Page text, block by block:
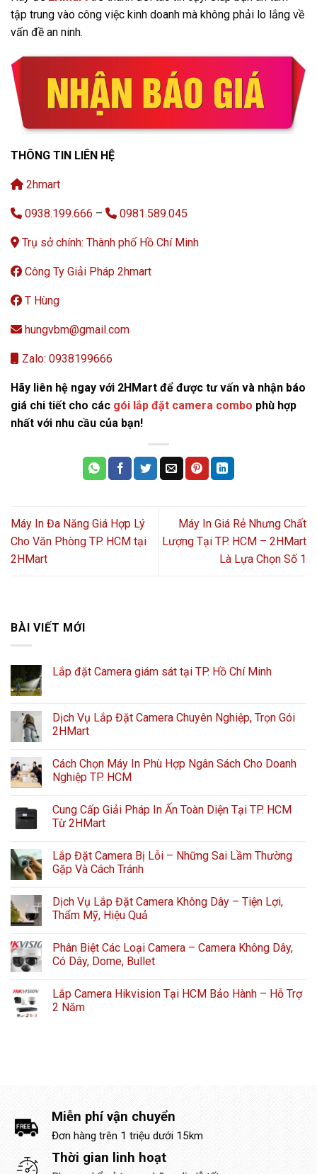
tập trung vào công việc kinh doanh mà không phải lo lắng về
vấn đề an ninh.
THÔNG TIN LIÊN HỆ
2hmart
0938.199.666 – 0981.589.045
Trụ sở chính: Thành phố Hồ Chí Minh
Công Ty Giải Pháp 2hmart
T Hùng
hungvbm@gmail.com
Zalo: 0938199666
Hãy liên hệ ngay với 2HMart để được tư vấn và nhận báo
giá chi tiết cho các gói lắp đặt camera combo phù hợp
nhất với nhu cầu của bạn!
Máy In Đa Năng Giá Hợp Lý
Cho Văn Phòng TP. HCM tại
2HMart
Máy In Giá Rẻ Nhưng Chất
Lượng Tại TP. HCM – 2HMart
Là Lựa Chọn Số 1
BÀI VIẾT MỚI
Lắp đặt Camera giám sát tại TP. Hồ Chí Minh
Dịch Vụ Lắp Đặt Camera Chuyên Nghiệp, Trọn Gói
2HMart
Cách Chọn Máy In Phù Hợp Ngân Sách Cho Doanh
Nghiệp TP. HCM
Cung Cấp Giải Pháp In Ấn Toàn Diện Tại TP. HCM
Từ 2HMart
Lắp Đặt Camera Bị Lỗi – Những Sai Lầm Thường
Gặp Và Cách Tránh
Dịch Vụ Lắp Đặt Camera Không Dây – Tiện Lợi,
Thẩm Mỹ, Hiệu Quả
Phân Biệt Các Loại Camera – Camera Không Dây,
Có Dây, Dome, Bullet
Lắp Camera Hikvision Tại HCM Bảo Hành – Hỗ Trợ
2 Năm
Miễn phí vận chuyển
Đơn hàng trên 1 triệu dưới 15km
Thời gian linh hoạt